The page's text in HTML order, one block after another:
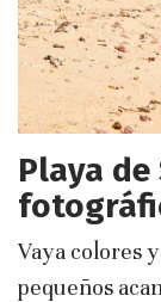
Playa
Vaya colores
pequeños